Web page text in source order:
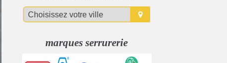
marques serrurerie